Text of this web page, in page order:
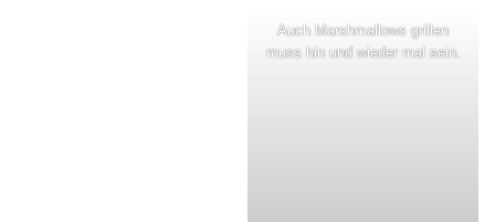
Auch Marshmallows grillen
muss hin und wieder mal sein.